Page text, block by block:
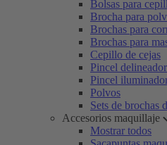
Bolsas para
Brocha para
Brochas para
Brochas para
Cepillo de cejas
Pincel delineador
Pincel
Polvos
Sets de brochas
Accesorios maquillaje
Mostrar todos